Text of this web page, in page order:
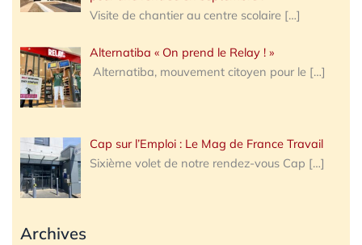
Visite de chantier au centre scolaire […]
Alternatiba « On prend le Relay ! »
Alternatiba, mouvement citoyen pour le […]
Cap sur l’Emploi : Le Mag de France Travail
Sixième volet de notre rendez-vous Cap […]
Archives